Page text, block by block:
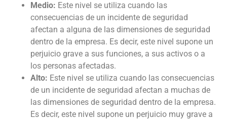
Medio: Este nivel se utiliza cuando las
consecuencias de un incidente de seguridad
afectan a alguna de las dimensiones de seguridad
dentro de la empresa. Es decir, este nivel supone un
perjuicio grave a sus funciones, a sus activos o a
los personas afectadas.
Alto: Este nivel se utiliza cuando las consecuencias
de un incidente de seguridad afectan a muchas de
las dimensiones de seguridad dentro de la empresa.
Es decir, este nivel supone un perjuicio muy grave a